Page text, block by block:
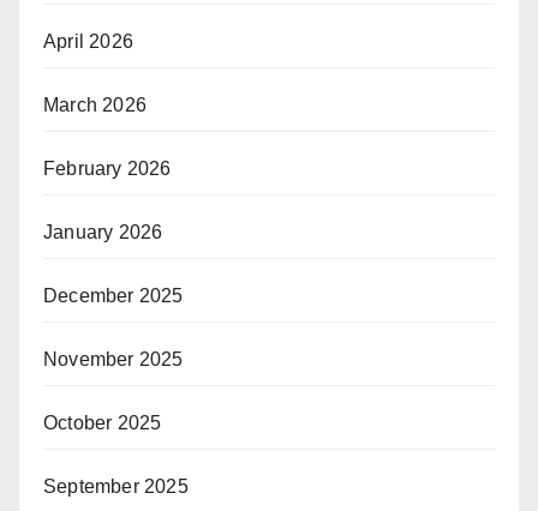
April 2026
March 2026
February 2026
January 2026
December 2025
November 2025
October 2025
September 2025